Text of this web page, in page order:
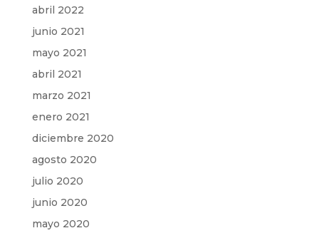
abril 2022
junio 2021
mayo 2021
abril 2021
marzo 2021
enero 2021
diciembre 2020
agosto 2020
julio 2020
junio 2020
mayo 2020